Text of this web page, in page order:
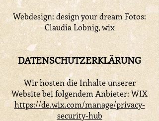
Webdesign: design your dream Fotos:
Claudia Lobnig, wix
DATENSCHUTZERKLÄRUNG
Wir hosten die Inhalte unserer
Website bei folgendem Anbieter: WIX
https://de.wix.com/manage/privacy-
security-hub